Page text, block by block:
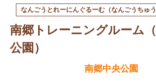
なんごうとれーにんぐるーむ（なんごうちゅう
南郷トレーニングルーム
公園）
南郷中央公園